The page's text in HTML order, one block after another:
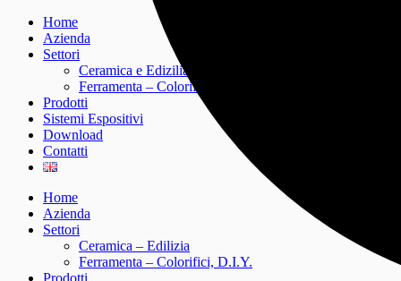
Home
Azienda
Settori
Ceramica e Edizilia
Ferramenta – Colorifici, D.I.Y.
Prodotti
Sistemi Espositivi
Download
Contatti
Home
Azienda
Settori
Ceramica – Edilizia
Ferramenta – Colorifici, D.I.Y.
Prodotti